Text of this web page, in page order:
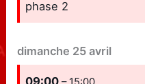
phase 2
dimanche 25 avril